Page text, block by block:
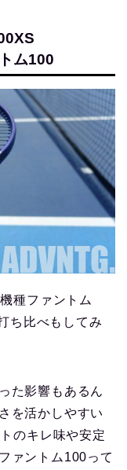
ム100
種ファントム
ち比べもしてみ
た影響もあるん
を活かしやすい
のキレ味や安定
ァントム100って